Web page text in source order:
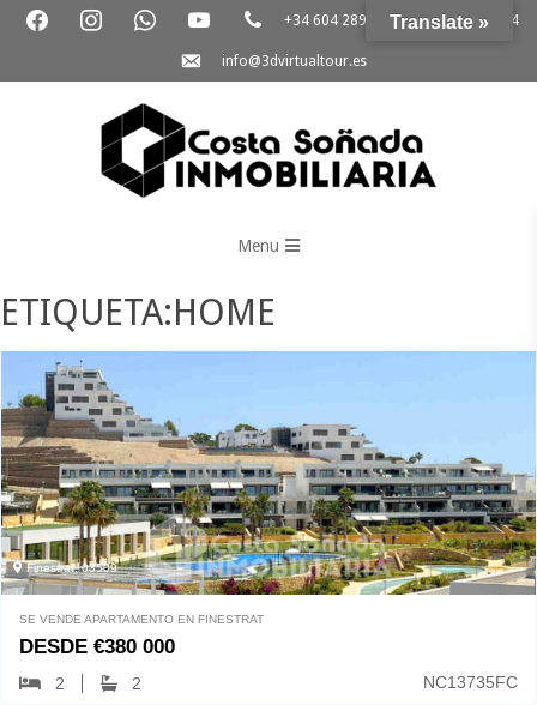
+34 604 289 264 +34 865 796 054
info@3dvirtualtour.es
Tour
Menu
ETIQUETA:HOME
Finestrat, 03509
SE VENDE APARTAMENTO EN FINESTRAT
DESDE €380 000
2 2 NC13735FC
Translate »